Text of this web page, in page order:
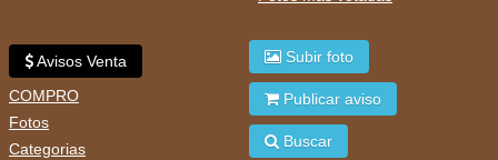
Avisos Venta
COMPRO
Fotos
Categorias
Subir foto
Publicar aviso
Buscar